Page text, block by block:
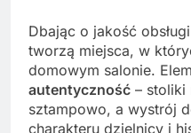
Dbając o jakość
tworzą miejsca, w
domowym salonie.
autentyczność – stoliki
sztampowo, a wystrój
charakteru dzielnicy i